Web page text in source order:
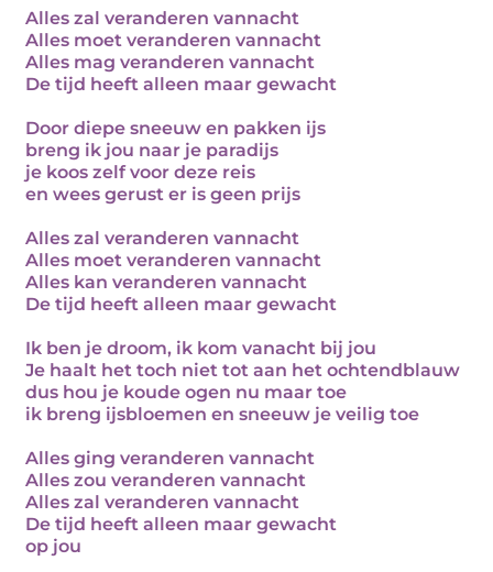
Alles zal veranderen vannacht
Alles moet veranderen vannacht
Alles mag veranderen vannacht
De tijd heeft alleen maar gewacht
Door diepe sneeuw en pakken ijs
breng ik jou naar je paradijs
je koos zelf voor deze reis
en wees gerust er is geen prijs
Alles zal veranderen vannacht
Alles moet veranderen vannacht
Alles kan veranderen vannacht
De tijd heeft alleen maar gewacht
Ik ben je droom, ik kom vanacht bij jou
Je haalt het toch niet tot aan het ochtendblauw
dus hou je koude ogen nu maar toe
ik breng ijsbloemen en sneeuw je veilig toe
Alles ging veranderen vannacht
Alles zou veranderen vannacht
Alles zal veranderen vannacht
De tijd heeft alleen maar gewacht
op jou